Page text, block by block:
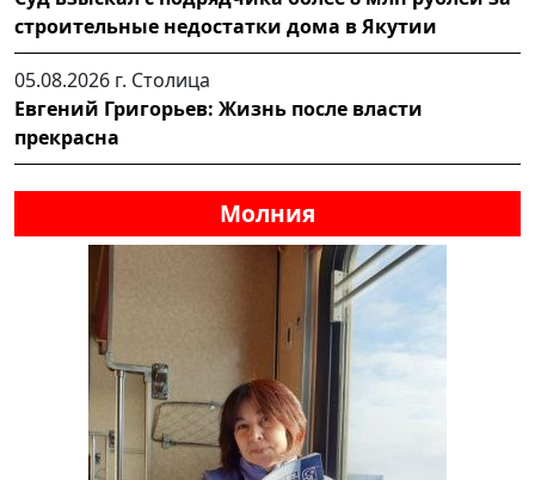
строительные недостатки дома в Якутии
05.08.2026 г. Столица
Евгений Григорьев: Жизнь после власти
прекрасна
Молния